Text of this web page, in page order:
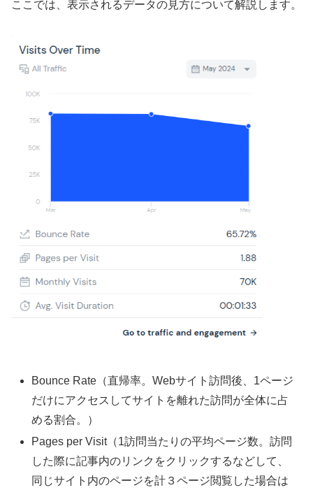
ここでは、表示されるデータの見方について解説します。
Bounce Rate（直帰率。Webサイト訪問後、1ページ
だけにアクセスしてサイトを離れた訪問が全体に占
める割合。）
Pages per Visit（1訪問当たりの平均ページ数。訪問
した際に記事内のリンクをクリックするなどして、
同じサイト内のページを計３ページ閲覧した場合は